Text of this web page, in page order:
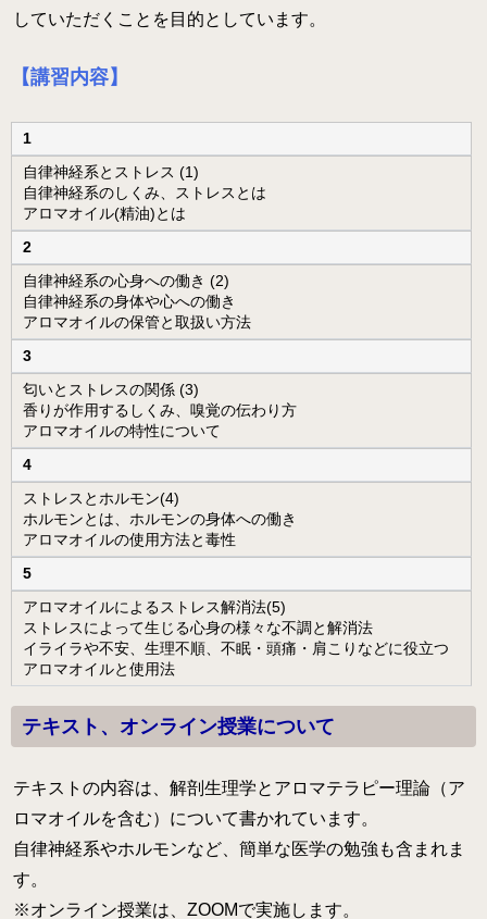
していただくことを目的としています。
【講習内容】
1
自律神経系とストレス (1)
自律神経系のしくみ、ストレスとは
アロマオイル(精油)とは
2
自律神経系の心身への働き (2)
自律神経系の身体や心への働き
アロマオイルの保管と取扱い方法
3
匂いとストレスの関係 (3)
香りが作用するしくみ、嗅覚の伝わり方
アロマオイルの特性について
4
ストレスとホルモン(4)
ホルモンとは、ホルモンの身体への働き
アロマオイルの使用方法と毒性
5
アロマオイルによるストレス解消法(5)
ストレスによって生じる心身の様々な不調と解消法
イライラや不安、生理不順、不眠・頭痛・肩こりなどに役立つ
アロマオイルと使用法
テキスト、オンライン授業について
テキストの内容は、解剖生理学とアロマテラピー理論（ア
ロマオイルを含む）について書かれています。
自律神経系やホルモンなど、簡単な医学の勉強も含まれま
す。
※オンライン授業は、ZOOMで実施します。
クリニカル・リフレクソロジーコースご案内
スウェディッシュマッサージコース
アロマ・ストレスケアコース（オンライン）
ミノウ・デ・メイのアロマ通信教育
メディカルアロマとは
卒業生の活動
医療福祉現場のアロマ
卒業生の医療福祉への導入例
病院のアロマ施術日誌
よくあるご質問